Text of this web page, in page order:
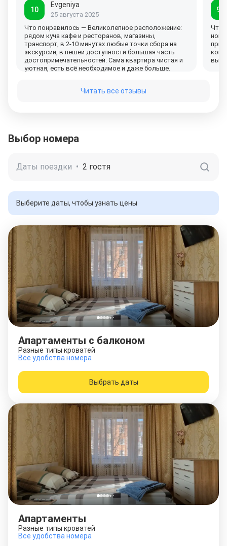
10
Evgeniya
25 августа 2025
Что понравилось — Великолепное расположение:
рядом куча кафе и ресторанов, магазины,
транспорт, в 2-10 минутах любые точки сбора на
экскурсии, в пешей доступности большая часть
достопримечательностей. Сама квартира чистая и
уютная, есть всё необходимое и даже больше.
посоветовала. Однозначно рекомендую!
9,5
Что
Читать все отзывы
Выбор номера
Даты поездки • 2 гостя
Выберите даты, чтобы узнать цены
Апартаменты с балконом
Разные типы кроватей
Все удобства номера
Выбрать даты
Апартаменты
Разные типы кроватей
Все удобства номера